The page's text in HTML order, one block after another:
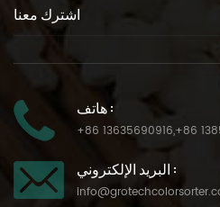
اشترك معنا
هاتف :
+86 13635690916,+86
البريد الإلكتروني :